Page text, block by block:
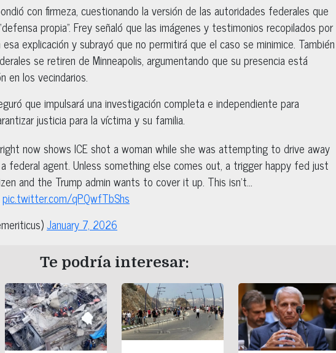
con firmeza, cuestionando la versión de las autoridades federales que
propia”. Frey señaló que las imágenes y testimonios recopilados por
explicación y subrayó que no permitirá que el caso se minimice. También
se retiren de Minneapolis, argumentando que su presencia está
en los vecindarios.
que impulsará una investigación completa e independiente para
justicia para la víctima y su familia.
now shows ICE shot a woman while she was attempting to drive away
federal agent. Unless something else comes out, a trigger happy fed just
and the Trump admin wants to cover it up. This isn’t…
pic.twitter.com/qPQwfTbShs
January 7, 2026
Te podría interesar: